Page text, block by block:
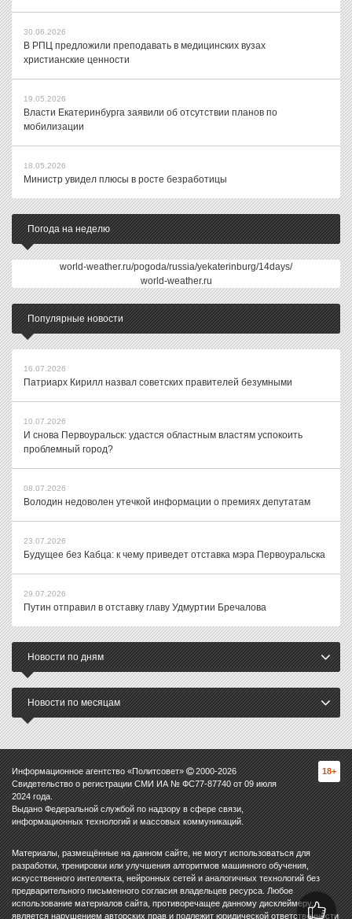
30.06.2026
В РПЦ предложили преподавать в медицинских вузах
христианские ценности
19.05.2026
Власти Екатеринбурга заявили об отсутствии планов по
мобилизации
18.05.2026
Министр увидел плюсы в росте безработицы
Погода на неделю
world-weather.ru/pogoda/russia/yekaterinburg/14days/
world-weather.ru
Популярные новости
16.07.2026
Патриарх Кирилл назвал советских правителей безумными
10.07.2026
И снова Первоуральск: удастся областным властям успокоить
проблемный город?
08.07.2026
Володин недоволен утечкой информации о премиях депутатам
23.07.2026
Будущее без Кабца: к чему приведет отставка мэра Первоуральска
29.07.2026
Путин отправил в отставку главу Удмуртии Бречалова
Новости по дням
Новости по месяцам
Информационное агентство «Политсовет» 2000-2026
Свидетельство о регистрации СМИ ИА № ФС77-87740 от 09 июля
2024 года.
Выдано Федеральной службой по надзору в сфере связи,
информационных технологий и массовых коммуникаций.
18+
Материалы, размещённые на данном сайте, не могут использоваться для
разработки, тренировки или улучшения алгоритмов машинного обучения,
искусственного интеллекта, нейронных сетей и аналогичных технологий без
предварительного письменного согласия владельцев ресурса. Любое
использование материалов сайта, противоречащее данному дисклеймеру,
является нарушением авторских прав и подлежит юридической ответственности